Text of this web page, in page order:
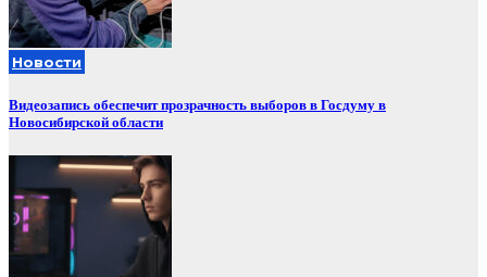
Новости
Видеозапись обеспечит прозрачность выборов в Госдуму в
Новосибирской области